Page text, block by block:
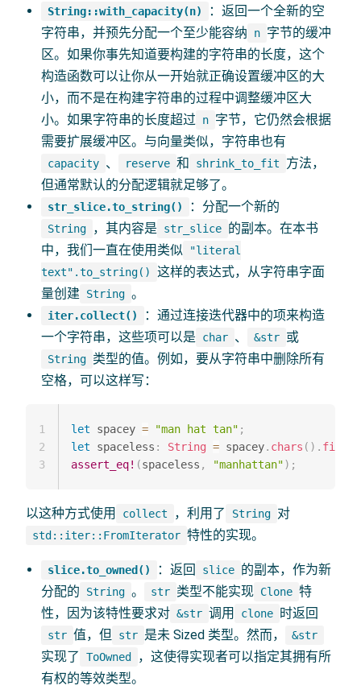
String::with_capacity(n)
：返回一个全新的空
字符串，并预先分配一个至少能容纳
n 字节的缓冲
区。如果你事先知道要构建的字符串的长度，这个
构造函数可以让你从一开始就正确设置缓冲区的大
小，而不是在构建字符串的过程中调整缓冲区大
小。如果字符串的长度超过 n 字节，它仍然会根据
需要扩展缓冲区。与向量类似，字符串也有
capacity 、 reserve 和 shrink_to_fit
方法，
但通常默认的分配逻辑就足够了。
str_slice.to_string() ：分配一个新的
String ，其内容是 str_slice 的副本。在本书
中，我们一直在使用类似
"literal
text".to_string()
这样的表达式，从字符串字面
量创建 String 。
iter.collect()
：通过连接迭代器中的项来构造
一个字符串，这些项可以是
char 、 &str 或
String 类型的值。例如，要从字符串中删除所有
空格，可以这样写：
let spacey = "man hat tan" ;
let spaceless : String = spacey. chars ( ) . filter
assert_eq! (spaceless , "manhattan") ;
1
2
3
以这种方式使用 collect ，利用了 String 对
std::iter::FromIterator 特性的实现。
slice.to_owned() ：返回 slice 的副本，作为新
分配的
String 。 str 类型不能实现 Clone 特
性，因为该特性要求对 &str 调用 clone 时返回
str 值，但 str 是未 Sized 类型。然而， &str
实现了 ToOwned
，这使得实现者可以指定其拥有所
有权的等效类型。